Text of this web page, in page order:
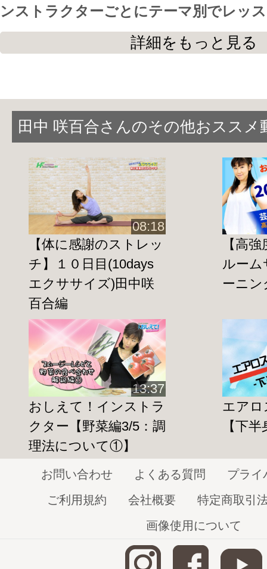
ンストラクターごとにテーマ別でレッ
継続しやすい簡単なエクササイズばか
まずは10日間から始めてみましょう！
＊田中咲百合インストラクター＊
テーマ：ミラクルメソッド
担当日数：１０日間
１０日間で全身の調子が良くなるミラ
リラクゼーション＆脂肪燃焼に挑戦し
１日目 脂肪燃焼プログラム
脂肪燃焼効果の高いタバタ式トレーニング
２日目 スッキリ代謝ＵＰエクササイズ＆
褐色脂肪細胞を刺激すると同時に、肩や背
エクササイズ＆ストレッチです。
３日目 美脚＆脚力ＵＰエクササイズ＆ス
脚の歪みを整えて、綺麗で健康的な足を手
４日目 腰痛改善☆体幹強化
腰痛を防ぐための腹筋と腰回りのストレッ
５日目 バランスエクササイズ
身体の歪みへの気付きとなるような片足立
６日目 自律神経を整えるメリハリメソッ
気合いを入れる本気筋トレ２種類とリラク
ソッドの組み合わせを行います。
いかに気持ちをコントロールできるかに意
７日目 内臓代謝ＵＰ＆便秘改善メソッド
ツイストを多用して内臓の代謝を促します
詳細をもっと見る
田中 咲百合さんのその他おススメ
08:18
【体に感謝のストレッ
チ】１０日目(10days
エクササイズ)田中咲
百合編
【高
ルーム
ーニン
13:37
おしえて！インストラ
クター【野菜編3/5：調
理法について①】
エア
【下
お問い合わせ よくある質問
プライ
ご利用規約
会社概要
特定商取引
画像使用について